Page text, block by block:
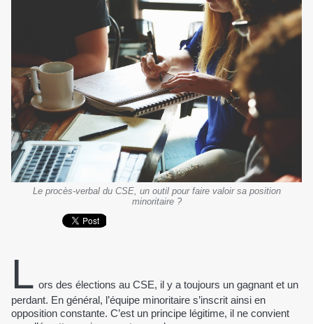
Le procès-verbal du CSE, un outil pour faire valoir sa position
minoritaire ?
L ors des élections au CSE, il y a toujours un gagnant et un
perdant. En général, l’équipe minoritaire s’inscrit ainsi en
opposition constante. C’est un principe légitime, il ne convient